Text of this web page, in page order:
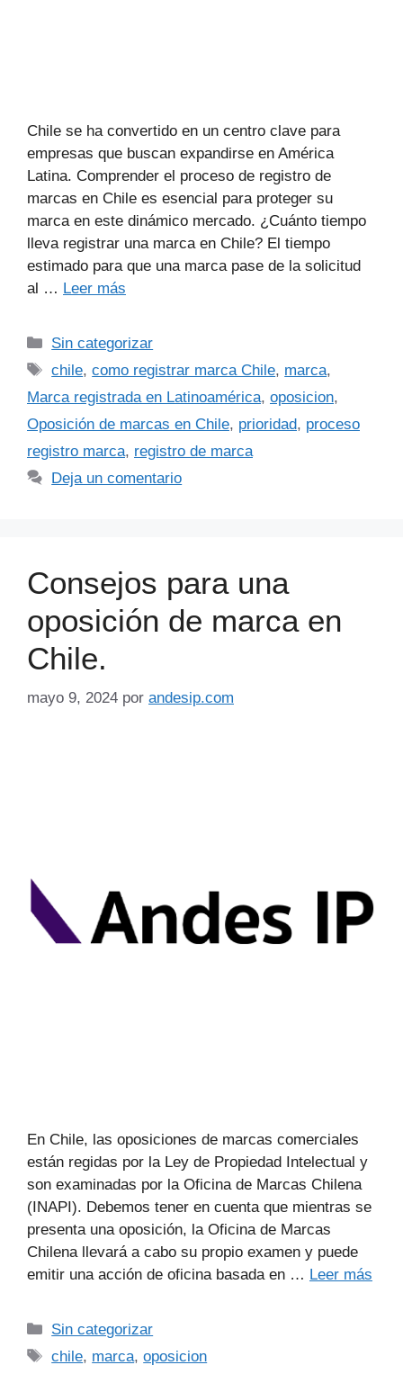
Chile se ha convertido en un centro clave para
empresas que buscan expandirse en América
Latina. Comprender el proceso de registro de
marcas en Chile es esencial para proteger su
marca en este dinámico mercado. ¿Cuánto tiempo
lleva registrar una marca en Chile? El tiempo
estimado para que una marca pase de la solicitud
al … Leer más
Sin categorizar
chile,como registrar marca Chile, marca,
Marca registrada en Latinoamérica, oposicion,
Oposición de marcas en Chile, prioridad, proceso
registro marca, registro de marca
Deja un comentario
Consejos para una
oposición de marca en
Chile.
mayo 9, 2024 por andesip.com
En Chile, las oposiciones de marcas comerciales
están regidas por la Ley de Propiedad Intelectual y
son examinadas por la Oficina de Marcas Chilena
(INAPI). Debemos tener en cuenta que mientras se
presenta una oposición, la Oficina de Marcas
Chilena llevará a cabo su propio examen y puede
emitir una acción de oficina basada en … Leer más
Sin categorizar
chile, marca,oposicion